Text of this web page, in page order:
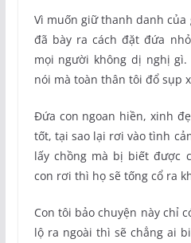
Vì muốn giữ thanh danh
đã bày ra cách đặt đứa
mọi người không dị nghị
nói mà toàn thân tôi đổ sụp
Đứa con ngoan hiền, xinh
tốt, tại sao lại rơi vào tình
lấy chồng mà bị biết được
con rơi thì họ sẽ tống cổ ra
Con tôi bảo chuyện này chỉ
lộ ra ngoài thì sẽ chẳng ai